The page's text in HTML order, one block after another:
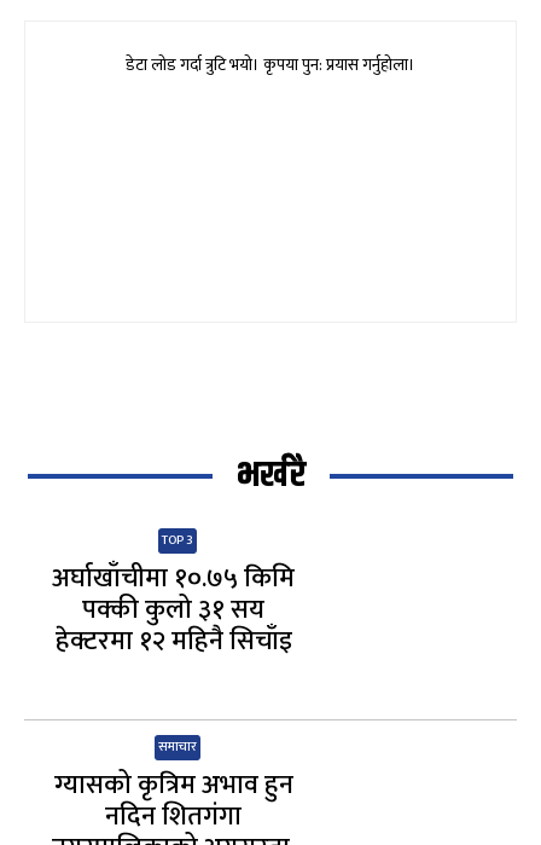
डेटा लोड गर्दा त्रुटि भयो। कृपया पुन: प्रयास गर्नुहोला।
भर्खरै
TOP 3
अर्घाखाँचीमा १०.७५ किमि
पक्की कुलो ३१ सय
हेक्टरमा १२ महिनै सिचाँइ
समाचार
ग्यासको कृत्रिम अभाव हुन
नदिन शितगंगा